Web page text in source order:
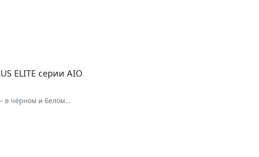
ELITE серии AIO
в чёрном и белом